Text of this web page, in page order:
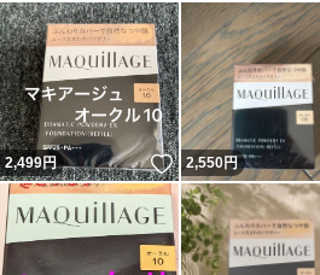
2,499円 いいね！
2,550円